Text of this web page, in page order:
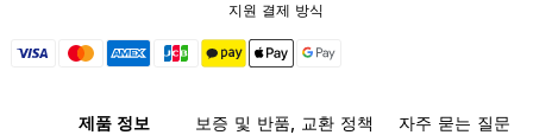
지원 결제 방식
제품 정보 보증 및 반품, 교환 정책 자주 묻는 질문